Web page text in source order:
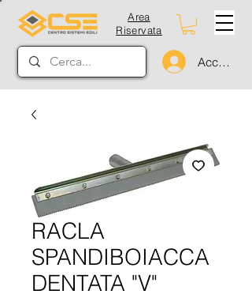
Area
Riservata
Accedi
RACLA
SPANDIBOIACCA
DENTATA "V"